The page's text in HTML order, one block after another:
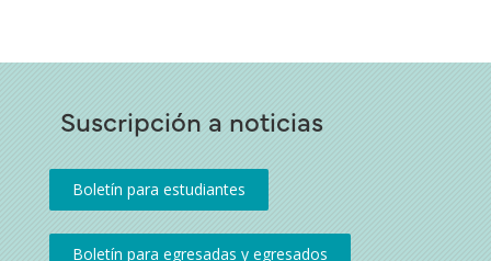
Suscripción a noticias